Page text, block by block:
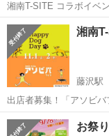
湘南T-SITE コラボイベ
&【Happy Dog Day】とのコラボ開催 キッズ
イベント
神奈川 藤沢市 藤
湘南
藤沢駅
出店者募集！「アソビ
店者を募集します！ 湘
イベントを企画しています。 【愛犬家向けのペットイベ
神奈川 藤沢市 藤
お祭